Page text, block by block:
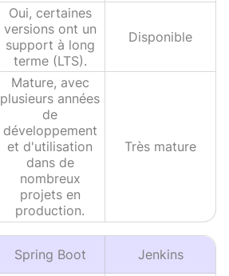
Oui, certaines
versions ont un
support à long
terme (LTS).
Disponible
Mature, avec
plusieurs années
de
développement
et d'utilisation
dans de
nombreux
projets en
production.
Très mature
Spring Boot Jenkins